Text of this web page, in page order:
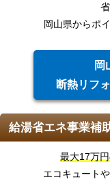
岡山県からポ
岡
断熱リフ
給湯省エネ事業補
最大17万
エコキュート